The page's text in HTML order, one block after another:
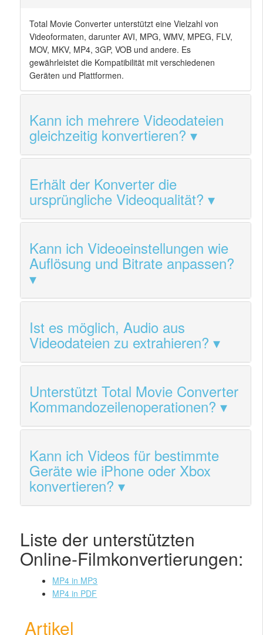
Total Movie Converter unterstützt eine Vielzahl von
Videoformaten, darunter AVI, MPG, WMV, MPEG, FLV,
MOV, MKV, MP4, 3GP, VOB und andere. Es
gewährleistet die Kompatibilität mit verschiedenen
Geräten und Plattformen.
Kann ich mehrere Videodateien
gleichzeitig konvertieren?
Erhält der Konverter die
ursprüngliche Videoqualität?
Kann ich Videoeinstellungen wie
Auflösung und Bitrate anpassen?
Ist es möglich, Audio aus
Videodateien zu extrahieren?
Unterstützt Total Movie Converter
Kommandozeilenoperationen?
Kann ich Videos für bestimmte
Geräte wie iPhone oder Xbox
konvertieren?
Liste der unterstützten
Online-Filmkonvertierungen:
MP4 in MP3
MP4 in PDF
Artikel